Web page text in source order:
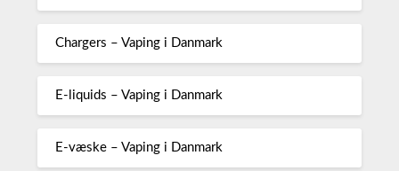
Chargers – Vaping i Danmark
E-liquids – Vaping i Danmark
E-væske – Vaping i Danmark